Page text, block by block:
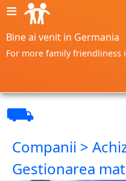
≡
Bine ai venit in Germania
For more family friendliness
⛟
Companii >
Gestionarea